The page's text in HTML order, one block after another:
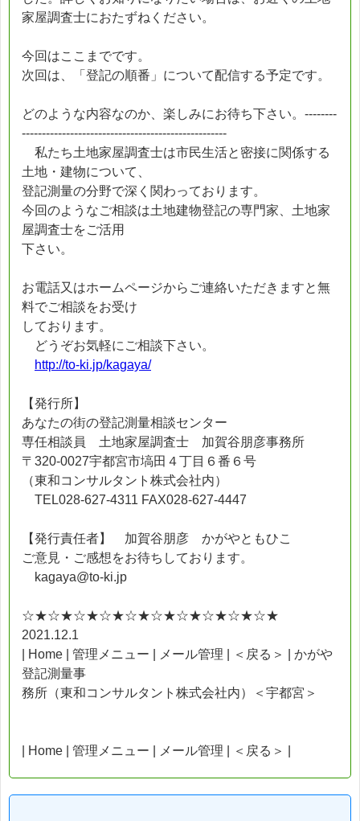
家屋調査士におたずねください。
今回はここまでです。
次回は、「登記の順番」について配信する予定です。
どのような内容なのか、楽しみにお待ち下さい。--------
---------------------------------------------------
私たち土地家屋調査士は市民生活と密接に関係する
土地・建物について、
登記測量の分野で深く関わっております。
今回のようなご相談は土地建物登記の専門家、土地家
屋調査士をご活用
下さい。
お電話又はホームページからご連絡いただきますと無
料でご相談をお受け
しております。
どうぞお気軽にご相談下さい。
http://to-ki.jp/kagaya/
【発行所】
あなたの街の登記測量相談センター
専任相談員 土地家屋調査士 加賀谷朋彦事務所
〒320-0027宇都宮市塙田４丁目６番６号
（東和コンサルタント株式会社内）
TEL028-627-4311 FAX028-627-4447
【発行責任者】 加賀谷朋彦 かがやともひこ
ご意見・ご感想をお待ちしております。
kagaya@to-ki.jp
☆★☆★☆★☆★☆★☆★☆★☆★☆★☆★
2021.12.1
| Home | 管理メニュー | メール管理 | ＜戻る＞ | かがや
登記測量事
務所（東和コンサルタント株式会社内）＜宇都宮＞
| Home | 管理メニュー | メール管理 | ＜戻る＞ |